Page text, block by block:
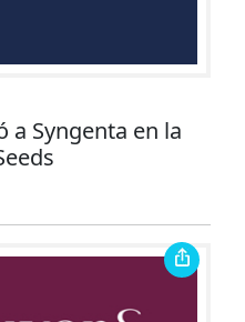
a Syngenta en la